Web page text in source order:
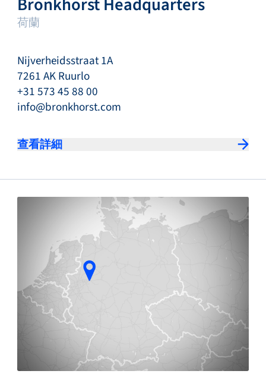
Bronkhorst Headquarters
荷蘭
Nijverheidsstraat 1A
7261 AK Ruurlo
+31 573 45 88 00
info@bronkhorst.com
查看詳細